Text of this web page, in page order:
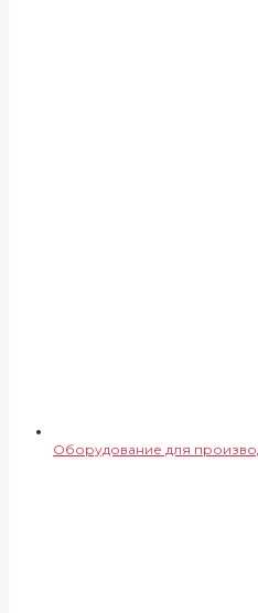
Оборудование для